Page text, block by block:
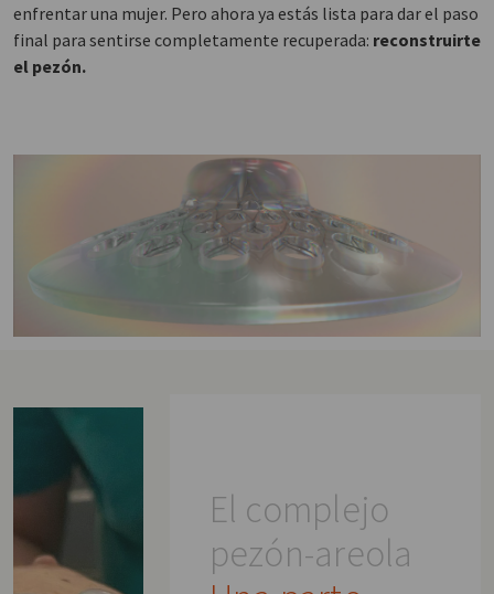
enfrentar una mujer. Pero ahora ya estás lista para dar el paso
final para sentirse completamente recuperada: reconstruirte
el pezón.
El complejo
pezón-areola